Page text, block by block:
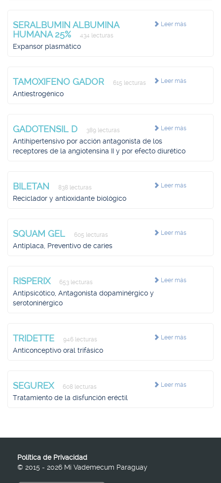
Leer más
SERALBUMIN ALBUMINA
HUMANA 25%
434 lecturas
Expansor plasmático
Leer más
TAMOXIFENO GADOR 615 lecturas
Antiestrogénico
Leer más
GADOTENSIL D 389 lecturas
Antihipertensivo por acción antagonista de los
receptores de la angiotensina II y por efecto diurético
Leer más
BILETAN 838 lecturas
Reciclador y antioxidante biológico
Leer más
SQUAM GEL 605 lecturas
Antiplaca, Preventivo de caries
Leer más
RISPERIX 653 lecturas
Antipsicótico, Antagonista dopaminérgico y
serotoninérgico
Leer más
TRIDETTE 946 lecturas
Anticonceptivo oral trifásico
Leer más
SEGUREX 608 lecturas
Tratamiento de la disfunción eréctil
Política de Privacidad
© 2015 - 2026 Mi Vademecum Paraguay